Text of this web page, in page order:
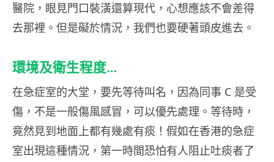
醫院，眼見門口裝潢還算現代，心想應該不會差得
去那裡。但是礙於情況，我們也要硬著頭皮進去。
環境及衛生程度…
在急症室的大堂，要先等待叫名，因為同事 C 是受
傷，不是一般傷風感冒，可以優先處理。等待時，
竟然見到地面上都有幾處有痰！假如在香港的急症
室出現這種情況，第一時間恐怕有人阻止吐痰者了